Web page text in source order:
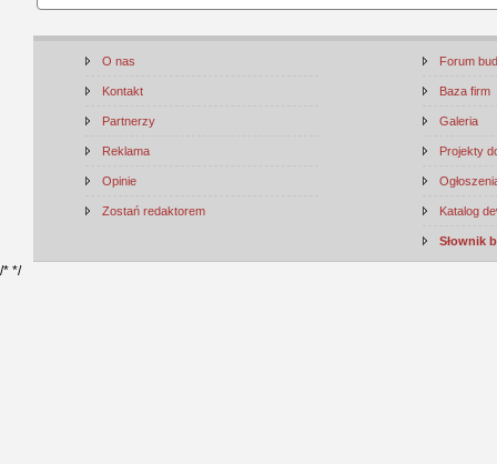
O nas
Kontakt
Partnerzy
Reklama
Opinie
Zostań redaktorem
Forum
Baza firm
Galeria
Projekty
Katalog
Słownik
/* */